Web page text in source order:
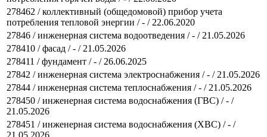
278462 / коллективный (общедомовой) прибор учета
потребления тепловой энергии / - / 22.06.2020
27846 / инженерная система водоотведения / - / 21.05.2026
278410 / фасад / - / 21.05.2026
278411 / фундамент / - / 26.06.2025
27842 / инженерная система электроснабжения / - / 21.05.2026
27844 / инженерная система теплоснабжения / - / 21.05.2026
278450 / инженерная система водоснабжения (ГВС) / - /
21.05.2026
278451 / инженерная система водоснабжения (ХВС) / - /
21.05.2026